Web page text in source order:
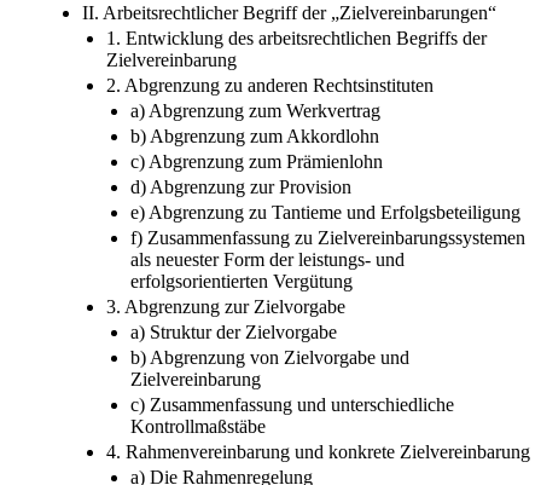
II. Arbeitsrechtlicher Begriff der „Zielvereinbarungen“
1. Entwicklung des arbeitsrechtlichen Begriffs der
Zielvereinbarung
2. Abgrenzung zu anderen Rechtsinstituten
a) Abgrenzung zum Werkvertrag
b) Abgrenzung zum Akkordlohn
c) Abgrenzung zum Prämienlohn
d) Abgrenzung zur Provision
e) Abgrenzung zu Tantieme und Erfolgsbeteiligung
f) Zusammenfassung zu Zielvereinbarungssystemen
als neuester Form der leistungs- und
erfolgsorientierten Vergütung
3. Abgrenzung zur Zielvorgabe
a) Struktur der Zielvorgabe
b) Abgrenzung von Zielvorgabe und
Zielvereinbarung
c) Zusammenfassung und unterschiedliche
Kontrollmaßstäbe
4. Rahmenvereinbarung und konkrete Zielvereinbarung
a) Die Rahmenregelung